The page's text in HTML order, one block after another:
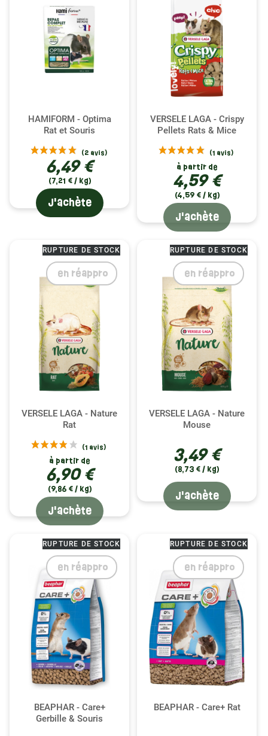
(2 avis)
HAMIFORM - Optima
Rat et Souris
6,49 €
(7,21 € / kg)
J'achète
VERSELE LAGA - Crispy
Pellets Rats & Mice
à partir de
4,59 €
(4,59 € / kg)
J'achète
VERSELE LAGA - Nature
Rat
à partir de
6,90 €
(9,86 € / kg)
RUPTURE DE STOCK
en réappro
J'achète
VERSELE LAGA - Nature
Mouse
3,49 €
(8,73 € / kg)
RUPTURE DE STOCK
en réappro
J'achète
BEAPHAR - Care+
Gerbille & Souris
RUPTURE DE STOCK
en réappro
BEAPHAR - Care+ Rat
RUPTURE DE STOCK
en réappro